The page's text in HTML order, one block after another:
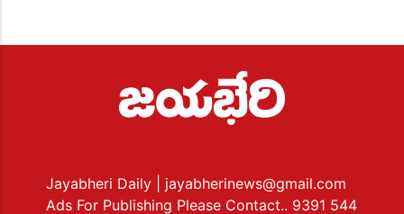
Jayabheri Daily
| jayabherinews@gmail.com
Ads For Publishing Please Contact.. 9391 544